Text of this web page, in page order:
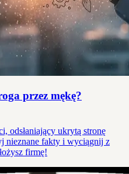
przez mękę?
odsłaniający ukrytą stronę
nieznane fakty i wyciągnij z
firmę!